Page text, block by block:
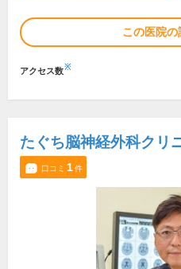
この医院の
アクセス数※
たぐち脳神経外科クリ
口コミ 1件